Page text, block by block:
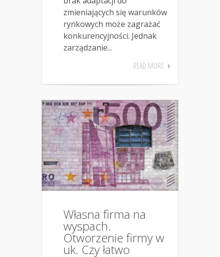
zmieniających się warunków
rynkowych może zagrażać
konkurencyjności. Jednak
zarządzanie...
READ MORE
Własna firma na
wyspach.
Otworzenie firmy w
uk. Czy łatwo